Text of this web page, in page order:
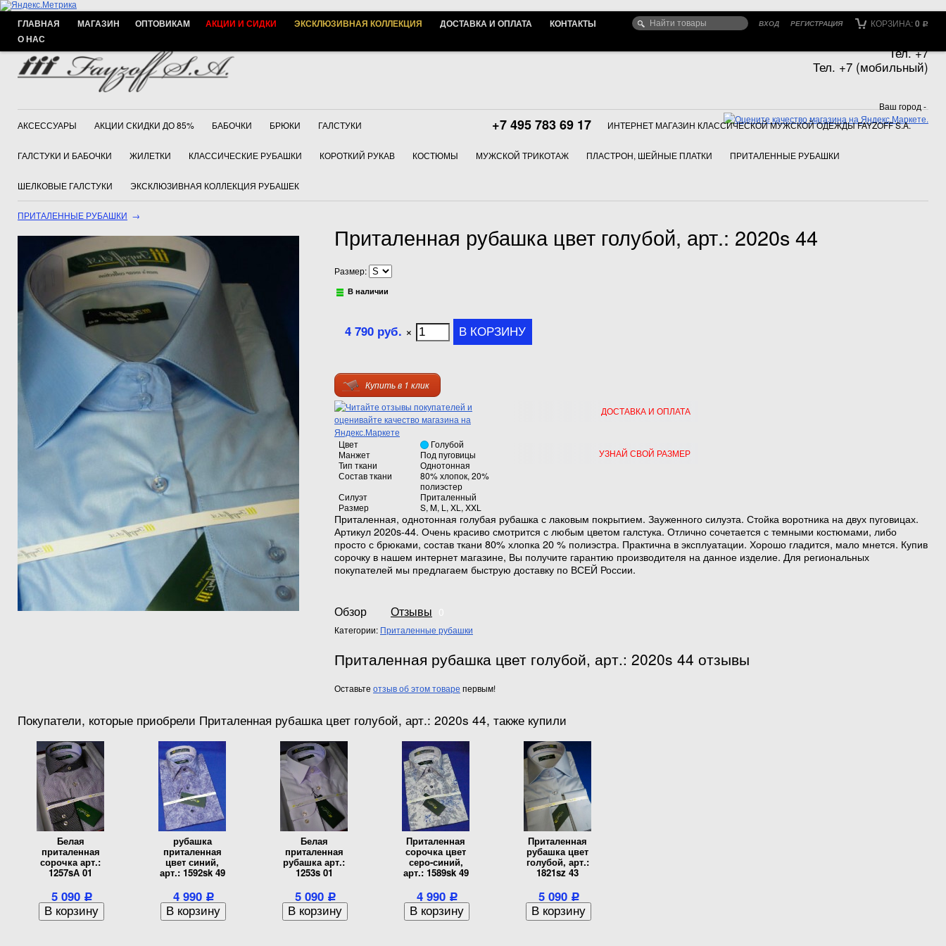
КОРЗИНА:0 Р
ВХОД РЕГИСТРАЦИЯ
ГЛАВНАЯ МАГАЗИН ОПТОВИКАМ АКЦИИ И СИДКИ ЭКСКЛЮЗИВНАЯ КОЛЛЕКЦИЯ ДОСТАВКА И ОПЛАТА
КОНТАКТЫ
О НАС
Тел. +7
Тел. +7 (мобильный)
Ваш город -
ИНТЕРНЕТ МАГАЗИН КЛАССИЧЕСКОЙ МУЖСКОЙ ОДЕЖДЫ FAYZOFF S.A.
+7 495 783 69 17
АКСЕССУАРЫ АКЦИИ СКИДКИ ДО 85% БАБОЧКИ БРЮКИ ГАЛСТУКИ
ГАЛСТУКИ И БАБОЧКИ ЖИЛЕТКИ КЛАССИЧЕСКИЕ РУБАШКИ КОРОТКИЙ РУКАВ КОСТЮМЫ МУЖСКОЙ ТРИКОТАЖ ПЛАСТРОН, ШЕЙНЫЕ ПЛАТКИ ПРИТАЛЕННЫЕ РУБАШКИ
ШЕЛКОВЫЕ ГАЛСТУКИ ЭКСКЛЮЗИВНАЯ КОЛЛЕКЦИЯ РУБАШЕК
ПРИТАЛЕННЫЕ РУБАШКИ →
Приталенная рубашка цвет голубой, арт.: 2020s 44
Размер:
В наличии
4 790 руб. ×
Купить в 1 клик
Цвет
Голубой
Манжет
Под пуговицы
Тип ткани
Однотонная
Состав ткани
80% хлопок, 20%
полиэстер
Силуэт
Приталенный
Размер
S, M, L, XL, XXL
ДОСТАВКА И ОПЛАТА
УЗНАЙ СВОЙ РАЗМЕР
Приталенная, однотонная голубая рубашка с лаковым покрытием. Зауженного силуэта. Стойка воротника на двух пуговицах.
Артикул 2020s-44. Очень красиво смотрится с любым цветом галстука. Отлично сочетается с темными костюмами, либо
просто с брюками, состав ткани 80% хлопка 20 % полиэстра. Практична в эксплуатации. Хорошо гладится, мало мнется. Купив
сорочку в нашем интернет магазине, Вы получите гарантию производителя на данное изделие. Для региональных
покупателей мы предлагаем быструю доставку по ВСЕЙ России.
Обзор Отзывы
Категории: Приталенные рубашки
Приталенная рубашка цвет голубой, арт.: 2020s 44 отзывы
Оставьте отзыв об этом товаре первым!
Покупатели, которые приобрели Приталенная рубашка цвет голубой, арт.: 2020s 44, также купили
Белая
приталенная
сорочка арт.:
1257sА 01
5 090 Р
рубашка
приталенная
цвет синий,
арт.: 1592sk 49
4 990 Р
Белая
приталенная
рубашка арт.:
1253s 01
5 090 Р
Приталенная
сорочка цвет
серо-синий,
арт.: 1589sk 49
4 990 Р
Приталенная
рубашка цвет
голубой, арт.:
1821sz 43
5 090 Р